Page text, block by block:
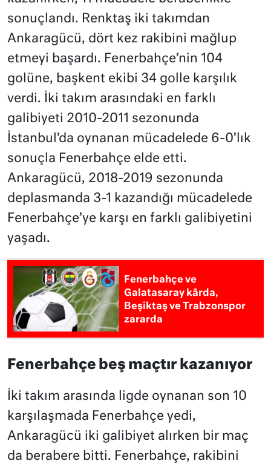
sonuçlandı. Renktaş iki takımdan
Ankaragücü, dört kez rakibini mağlup
etmeyi başardı. Fenerbahçe’nin 104
golüne, başkent ekibi 34 golle karşılık
verdi. İki takım arasındaki en farklı
galibiyeti 2010-2011 sezonunda
İstanbul’da oynanan mücadelede 6-0’lık
sonuçla Fenerbahçe elde etti.
Ankaragücü, 2018-2019 sezonunda
deplasmanda 3-1 kazandığı mücadelede
Fenerbahçe’ye karşı en farklı galibiyetini
yaşadı.
Fenerbahçe ve
Galatasaray kârda,
Beşiktaş ve Trabzonspor
zararda
Fenerbahçe beş maçtır kazanıyor
İki takım arasında ligde oynanan son 10
karşılaşmada Fenerbahçe yedi,
Ankaragücü iki galibiyet alırken bir maç
da berabere bitti. Fenerbahçe, rakibini